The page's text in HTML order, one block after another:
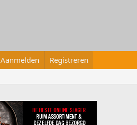
Aanmelden Registreren